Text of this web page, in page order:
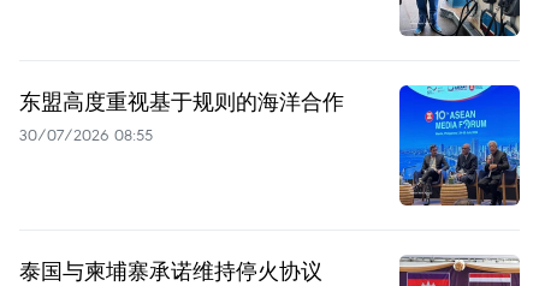
东盟高度重视基于规则的海洋合作
30/07/2026 08:55
泰国与柬埔寨承诺维持停火协议